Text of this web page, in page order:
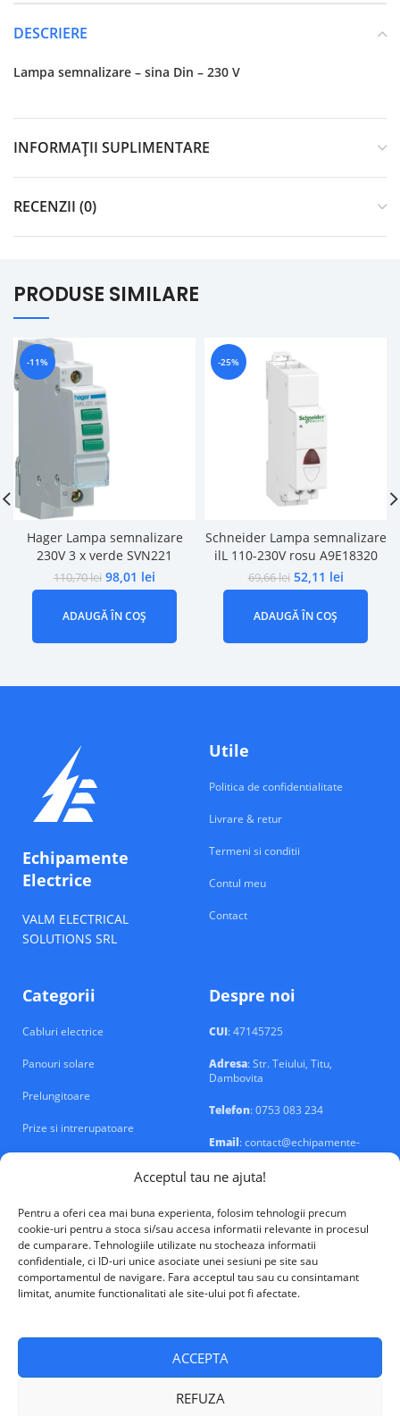
Acceptul tau ne ajuta!
Pentru a oferi cea mai buna experienta, folosim tehnologii precum
cookie-uri pentru a stoca si/sau accesa informatii relevante in procesul
de cumparare. Tehnologiile utilizate nu stocheaza informatii
confidentiale, ci ID-uri unice asociate unei sesiuni pe site sau
comportamentul de navigare. Fara acceptul tau sau cu consintamant
limitat, anumite functionalitati ale site-ului pot fi afectate.
ACCEPTA
REFUZA
DESCRIERE
Lampa semnalizare – sina Din – 230 V
INFORMAȚII SUPLIMENTARE
RECENZII (0)
PRODUSE SIMILARE
-11%
Hager Lampa semnalizare
230V 3 x verde SVN221
110,70lei 98,01 lei
ADAUGĂ ÎN COȘ
-25%
Schneider Lampa semnalizare
ilL 110-230V rosu A9E18320
69,66lei 52,11 lei
ADAUGĂ ÎN COȘ
Echipamente
Electrice
VALM ELECTRICAL
SOLUTIONS SRL
Utile
Politica de confidentialitate
Livrare & retur
Termeni si conditii
Contul meu
Contact
Categorii
Cabluri electrice
Panouri solare
Prelungitoare
Prize si intrerupatoare
Despre noi
CUI: 47145725
Adresa: Str. Teiului, Titu,
Dambovita
Telefon: 0753 083 234
Email: contact@echipamente-
electrice.ro
VALM Electrical Solutions © 2026